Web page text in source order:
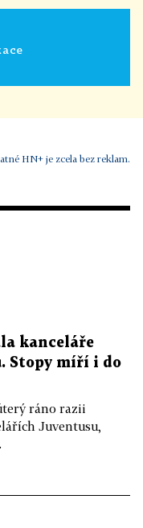
HN+ je zcela bez reklam.
kanceláře
Stopy míří i do
ráno razii
Juventusu,